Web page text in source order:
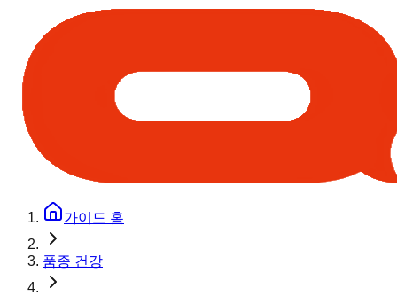
가이드 홈
품종 건강